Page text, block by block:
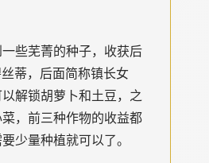
些芜菁的种子，收获后
蒂，后面简称镇长女
解锁胡萝卜和土豆，之
，前三种作物的收益都
少量种植就可以了。